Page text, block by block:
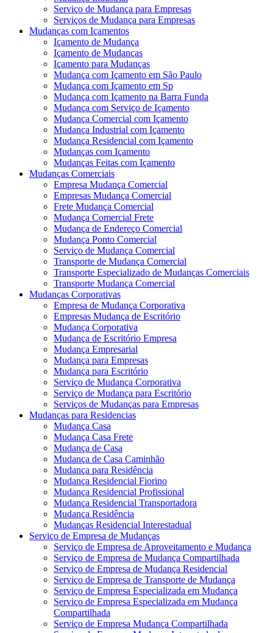
Serviço de Mudança para Empresas
Serviços de Mudança para Empresas
Mudanças com Içamentos
Içamento de Mudança
Içamento de Mudanças
Içamento para Mudanças
Mudança com Içamento em São Paulo
Mudança com Içamento em Sp
Mudança com Içamento na Barra Funda
Mudança com Serviço de Içamento
Mudança Comercial com Içamento
Mudança Industrial com Içamento
Mudança Residencial com Içamento
Mudanças com Içamento
Mudanças Feitas com Içamento
Mudanças Comerciais
Empresa Mudança Comercial
Empresas Mudança Comercial
Frete Mudança Comercial
Mudança Comercial Frete
Mudança de Endereço Comercial
Mudança Ponto Comercial
Serviço de Mudança Comercial
Transporte de Mudança Comercial
Transporte Especializado de Mudanças Comerciais
Transporte Mudança Comercial
Mudanças Corporativas
Empresa de Mudança Corporativa
Empresas Mudança de Escritório
Mudança Corporativa
Mudança de Escritório Empresa
Mudança Empresarial
Mudança para Empresas
Mudança para Escritório
Serviço de Mudança Corporativa
Serviço de Mudança para Escritório
Serviços de Mudanças para Empresas
Mudanças para Residencias
Mudança Casa
Mudança Casa Frete
Mudança de Casa
Mudança de Casa Caminhão
Mudança para Residência
Mudança Residencial Fiorino
Mudança Residencial Profissional
Mudança Residencial Transportadora
Mudança Residência
Mudanças Residencial Interestadual
Serviço de Empresa de Mudanças
Serviço de Empresa de Aproveitamento e Mudança
Serviço de Empresa de Mudança Compartilhada
Serviço de Empresa de Mudança Residencial
Serviço de Empresa de Transporte de Mudança
Serviço de Empresa Especializada em Mudança
Serviço de Empresa Especializada em Mudança
Compartilhada
Serviço de Empresa Mudança Compartilhada